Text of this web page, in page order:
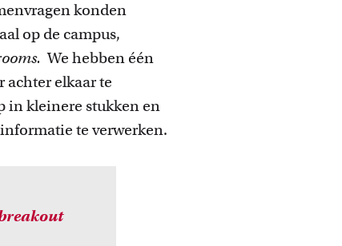
konden
op de campus,
We hebben één
achter elkaar te
in kleinere stukken en
te verwerken.